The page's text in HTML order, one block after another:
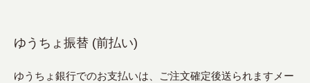
ゆうちょ振替 (前払い)
ゆうちょ銀行でのお支払いは、ご注文確定後送られますメー